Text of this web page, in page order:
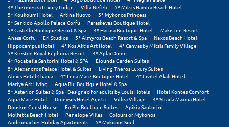
Πάτμος
Πάτρα
Παύλιανη
Πειραιάς
Πελοπόννησος
Πήλιο
Πιερία
4* Thermesea Luxury Lodge
Villa Nefeli
5* Mitsis Ramira Beach Hotel
5* Koukoumi Hotel
Artina Nuovo
5* Mykonos Princess
5* Sentido Apollo Palace Corfu
Paraskevas Boutique Hotel
5* Castello Boutique Resort & Spa
4* Harma Boutique Hotel
Makis Inn Resort
Anasa Corfu
Eri Studios 5* Almyros Beach Resort & Spa
Naxos Beach Hotel
Hippocampus Hotel
4* Kos Aktis Art Hotel
4* Canvas by Mitsis Family Village
5* Kresten Royal Euphoria Resort
4* Aplai Dome
4* Rocabella Santorini Hotel & SPA
Elounda Garden Suites
5* Alexandros Palace Hotel & Suites
Living Theros Luxury Suites
Alexis Hotel Chania
4* Lena Mare Boutique Hotel
4* Civitel Akali Hotel
Mariya Art Living
Aqua Blu Boutique Hotel & Spa
5* Asterion Suites & Spa - Designed for adults by Louis Hotels
Hotel Kontes Comfort
Aqua Mare Hotel
Dionysos Hotel Agistri Villea Village
4* Strada Marina Hotel
Douskos Guest House
En Plo Boutique Suites
Apikia Santorini
Molfetta Beach Hotel
Penelope Villas
Colours of Mykonos
Andromaches Holiday Apartments
5* Mykonos Soul